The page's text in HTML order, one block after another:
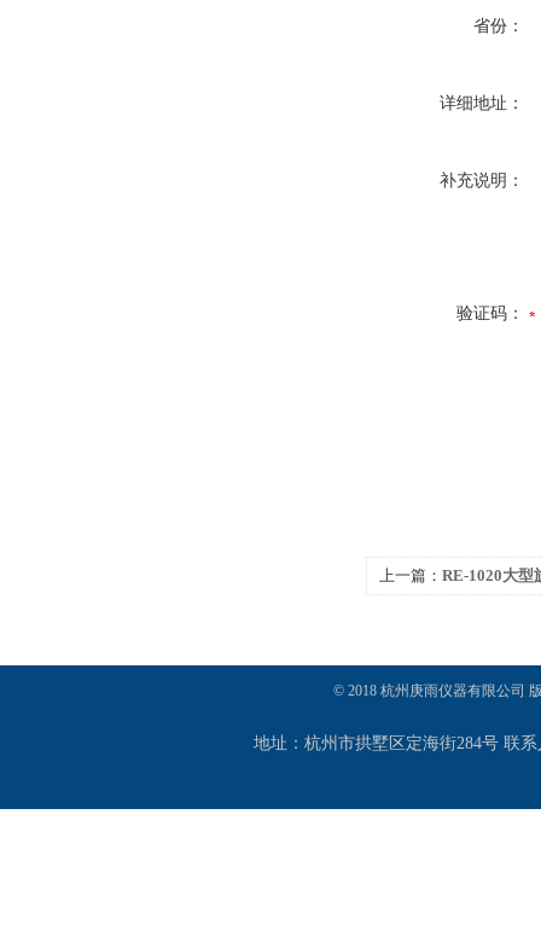
省份：
详细地址：
补充说明：
验证码：
上一篇： RE-1020大型
© 2018 杭州庚雨仪器有限公司
地址：杭州市拱墅区定海街284号 联